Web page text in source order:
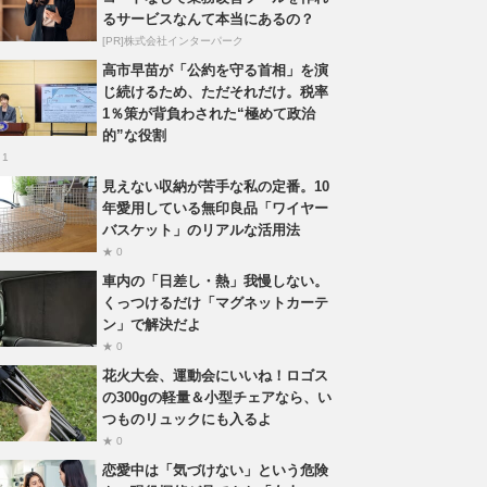
るサービスなんて本当にあるの？
[PR]株式会社インターパーク
高市早苗が「公約を守る首相」を演
じ続けるため、ただそれだけ。税率
1％策が背負わされた“極めて政治
的”な役割
見えない収納が苦手な私の定番。10
年愛用している無印良品「ワイヤー
バスケット」のリアルな活用法
★ 0
車内の「日差し・熱」我慢しない。
くっつけるだけ「マグネットカーテ
ン」で解決だよ
★ 0
花火大会、運動会にいいね！ロゴス
の300gの軽量＆小型チェアなら、い
つものリュックにも入るよ
★ 0
恋愛中は「気づけない」という危険